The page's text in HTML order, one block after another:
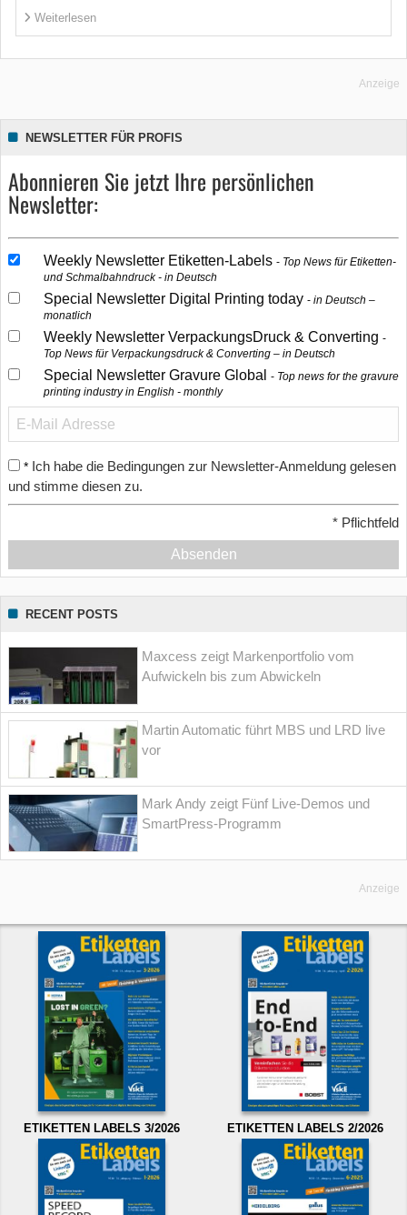
Weiterlesen
Anzeige
NEWSLETTER FÜR PROFIS
Abonnieren Sie jetzt Ihre persönlichen
Newsletter:
Weekly Newsletter Etiketten-Labels
Top News für Etiketten-
und Schmalbahndruck - in Deutsch
Special Newsletter Digital Printing today
in Deutsch –
monatlich
Weekly Newsletter VerpackungsDruck & Converting
Top News für Verpackungsdruck & Converting – in Deutsch
Special Newsletter Gravure Global
Top news for the gravure
printing industry in English - monthly
* Ich habe die Bedingungen zur Newsletter-Anmeldung gelesen
und stimme diesen zu.
* Pflichtfeld
Absenden
RECENT POSTS
Maxcess zeigt Markenportfolio vom
Aufwickeln bis zum Abwickeln
Martin Automatic führt MBS und LRD live
vor
Mark Andy zeigt Fünf Live-Demos und
SmartPress-Programm
Anzeige
ETIKETTEN LABELS 3/2026 ETIKETTEN LABELS 2/2026